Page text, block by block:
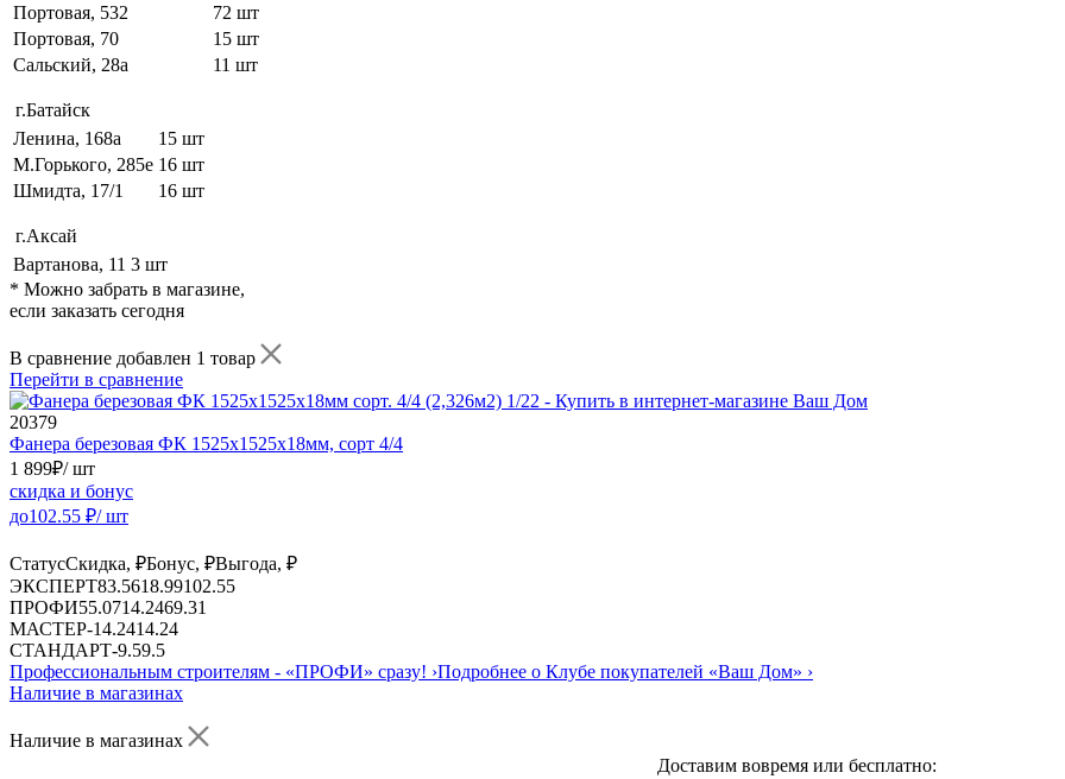
Портовая, 532
72 шт
Портовая, 70
15 шт
Сальский, 28a
11 шт
г.Батайск
Ленина, 168а
15 шт
М.Горького, 285е 16 шт
Шмидта, 17/1
16 шт
г.Аксай
Вартанова, 11 3 шт
* Можно забрать в магазине,
если заказать сегодня
В сравнение добавлен 1 товар
Перейти в сравнение
20379
Фанера березовая ФК 1525х1525х18мм, сорт 4/4
1 899₽/ шт
скидка и бонус
до102.55 ₽/ шт
СтатусСкидка, ₽Бонус, ₽Выгода, ₽
ЭКСПЕРТ83.5618.99102.55
ПРОФИ55.0714.2469.31
МАСТЕР-14.2414.24
СТАНДАРТ-9.59.5
Профессиональным строителям - «ПРОФИ» сразу! ›Подробнее о Клубе покупателей «Ваш Дом» ›
Наличие в магазинах
Наличие в магазинах
Доставим вовремя или бесплатно: